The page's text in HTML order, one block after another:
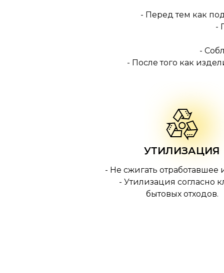
УТИЛИЗАЦИЯ
- Не сжигать отработавшее
- Утилизация согласно
бытовых отходов.
- Перед тем как
-
-
- После того как